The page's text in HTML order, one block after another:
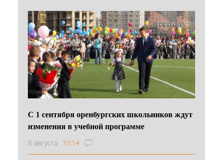
С 1 сентября оренбургских школьников ждут
изменения в учебной программе
8 августа 10:14